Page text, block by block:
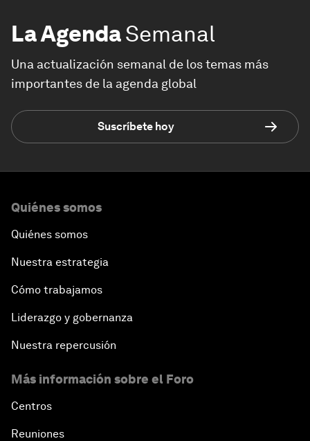
La AgendaSemanal
Una actualización semanal de los temas más
importantes de la agenda global
Suscríbete hoy
Quiénes somos
Quiénes somos
Nuestra estrategia
Cómo trabajamos
Liderazgo y gobernanza
Nuestra repercusión
Más información sobre el Foro
Centros
Reuniones